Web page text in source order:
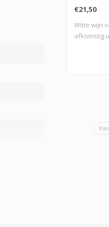
€21,50
Witte wijn
afkomstig